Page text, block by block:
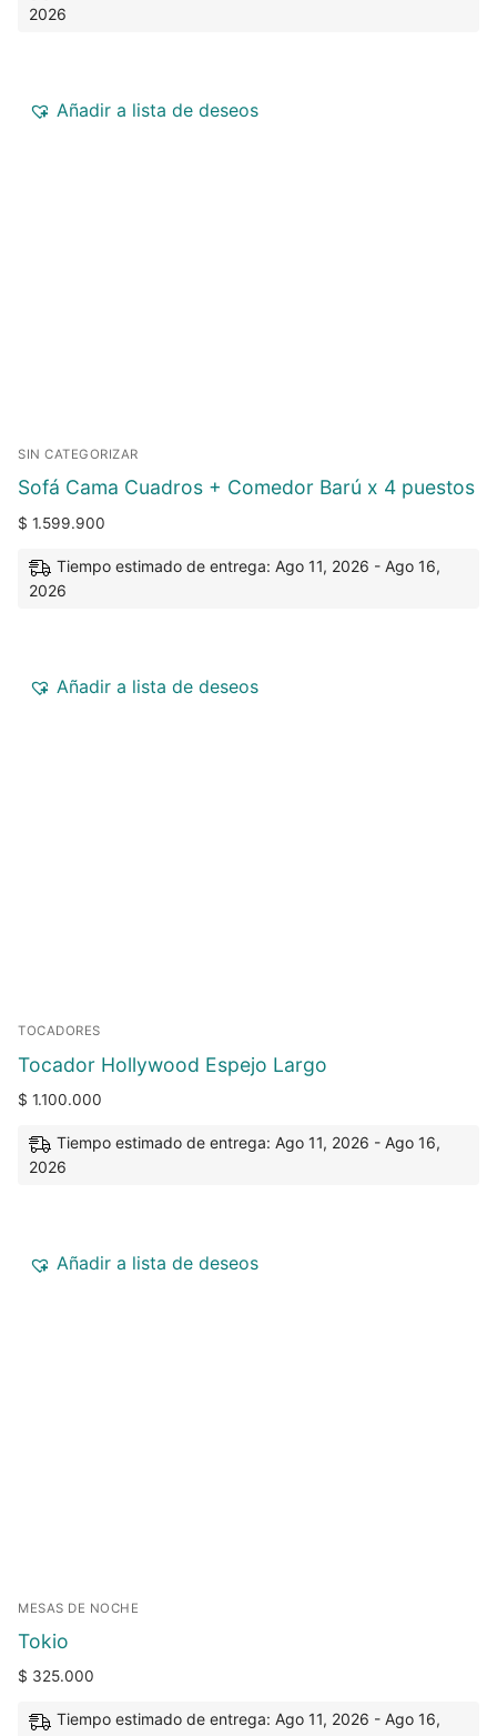
2026
Añadir a lista de deseos
SIN CATEGORIZAR
Sofá Cama Cuadros + Comedor Barú x 4 puestos
$ 1.599.900
Tiempo estimado de entrega: Ago 11, 2026 - Ago 16,
2026
Añadir a lista de deseos
TOCADORES
Tocador Hollywood Espejo Largo
$ 1.100.000
Tiempo estimado de entrega: Ago 11, 2026 - Ago 16,
2026
Añadir a lista de deseos
MESAS DE NOCHE
Tokio
$ 325.000
Tiempo estimado de entrega: Ago 11, 2026 - Ago 16,